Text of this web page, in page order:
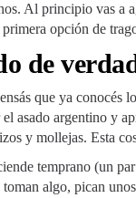
Al principio vas a
opción de
de
que ya conocés
asado argentino y
y mollejas. Esta
temprano (un
toman algo, pican